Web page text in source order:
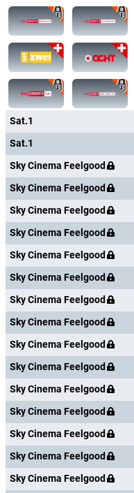
Sat.1
Sat.1
Sky Cinema Feelgood
Sky Cinema Feelgood
Sky Cinema Feelgood
Sky Cinema Feelgood
Sky Cinema Feelgood
Sky Cinema Feelgood
Sky Cinema Feelgood
Sky Cinema Feelgood
Sky Cinema Feelgood
Sky Cinema Feelgood
Sky Cinema Feelgood
Sky Cinema Feelgood
Sky Cinema Feelgood
Sky Cinema Feelgood
Sky Cinema Feelgood